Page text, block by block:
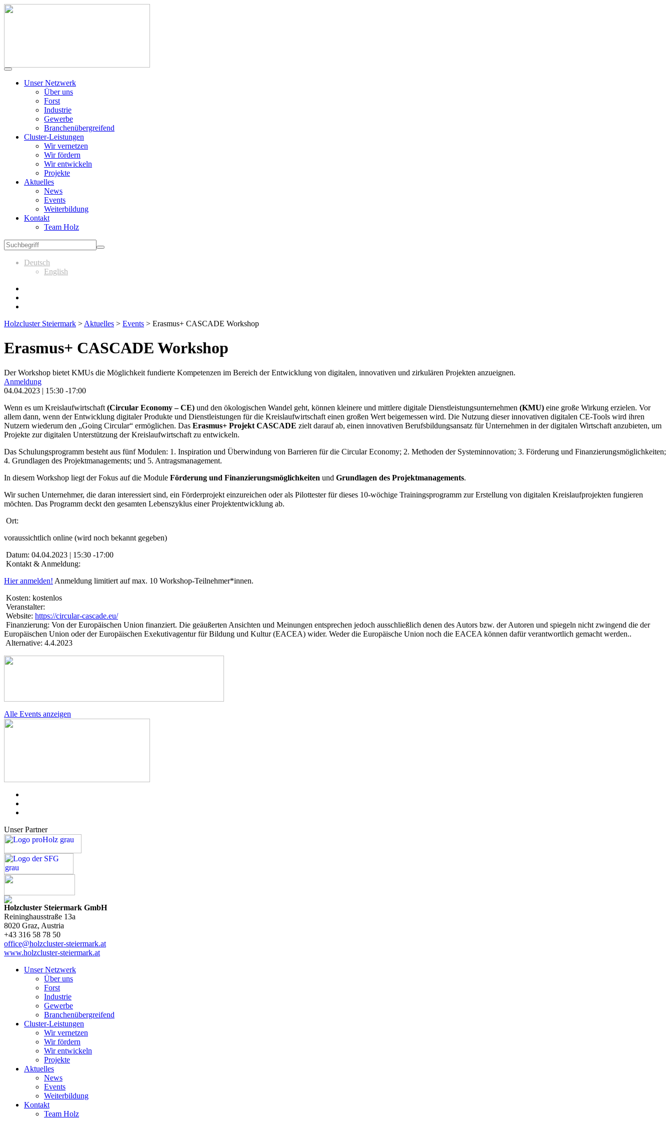
Unser Netzwerk
Über uns
Forst
Industrie
Gewerbe
Branchenübergreifend
Cluster-Leistungen
Wir vernetzen
Wir fördern
Wir entwickeln
Projekte
Aktuelles
News
Events
Weiterbildung
Kontakt
Team Holz
Deutsch
English
Holzcluster Steiermark > Aktuelles > Events > Erasmus+ CASCADE Workshop
Erasmus+ CASCADE Workshop
Der Workshop bietet KMUs die Möglichkeit fundierte Kompetenzen im Bereich der Entwicklung von digitalen, innovativen und zirkulären Projekten anzueignen.
Anmeldung
04.04.2023 | 15:30 -17:00
Wenn es um Kreislaufwirtschaft (Circular Economy – CE) und den ökologischen Wandel geht, können kleinere und mittlere digitale Dienstleistungsunternehmen (KMU) eine große Wirkung erzielen. Vor
allem dann, wenn der Entwicklung digitaler Produkte und Dienstleistungen für die Kreislaufwirtschaft einen großen Wert beigemessen wird. Die Nutzung dieser innovativen digitalen CE-Tools wird ihren
Nutzern wiederum den „Going Circular“ ermöglichen. Das Erasmus+ Projekt CASCADE zielt darauf ab, einen innovativen Berufsbildungsansatz für Unternehmen in der digitalen Wirtschaft anzubieten, um
Projekte zur digitalen Unterstützung der Kreislaufwirtschaft zu entwickeln.
Das Schulungsprogramm besteht aus fünf Modulen: 1. Inspiration und Überwindung von Barrieren für die Circular Economy; 2. Methoden der Systeminnovation; 3. Förderung und Finanzierungsmöglichkeiten;
4. Grundlagen des Projektmanagements; und 5. Antragsmanagement.
In diesem Workshop liegt der Fokus auf die Module Förderung und Finanzierungsmöglichkeiten und Grundlagen des Projektmanagements.
Wir suchen Unternehmer, die daran interessiert sind, ein Förderprojekt einzureichen oder als Pilottester für dieses 10-wöchige Trainingsprogramm zur Erstellung von digitalen Kreislaufprojekten fungieren
möchten. Das Programm deckt den gesamten Lebenszyklus einer Projektentwicklung ab.
Ort:
voraussichtlich online (wird noch bekannt gegeben)
Datum: 04.04.2023 | 15:30 -17:00
Kontakt & Anmeldung:
Hier anmelden! Anmeldung limitiert auf max. 10 Workshop-Teilnehmer*innen.
Kosten: kostenlos
Veranstalter:
Website: https://circular-cascade.eu/
Finanzierung: Von der Europäischen Union finanziert. Die geäußerten Ansichten und Meinungen entsprechen jedoch ausschließlich denen des Autors bzw. der Autoren und spiegeln nicht zwingend die der
Europäischen Union oder der Europäischen Exekutivagentur für Bildung und Kultur (EACEA) wider. Weder die Europäische Union noch die EACEA können dafür verantwortlich gemacht werden..
Alternative: 4.4.2023
Alle Events anzeigen
Unser Partner
Holzcluster Steiermark GmbH
Reininghausstraße 13a
8020 Graz, Austria
+43 316 58 78 50
office@holzcluster-steiermark.at
www.holzcluster-steiermark.at
Unser Netzwerk
Über uns
Forst
Industrie
Gewerbe
Branchenübergreifend
Cluster-Leistungen
Wir vernetzen
Wir fördern
Wir entwickeln
Projekte
Aktuelles
News
Events
Weiterbildung
Kontakt
Team Holz